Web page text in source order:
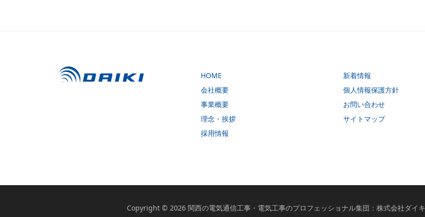
HOME
会社概要
事業概要
理念・挨拶
採用情報
新着情報
個人情報保護方針
お問い合わせ
サイトマップ
Copyright © 2026 関西の電気通信工事・電気工事のプロフェッショナル集団：株式会社ダイキ